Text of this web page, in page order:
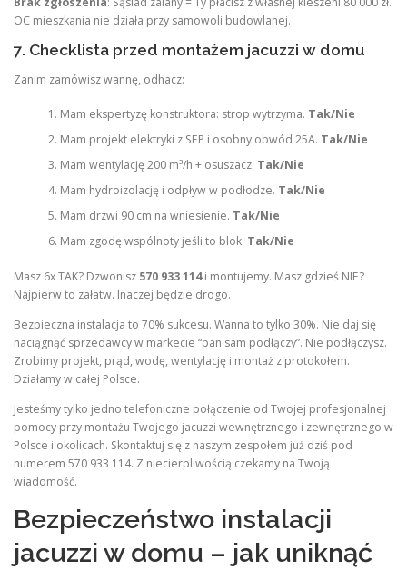
OC mieszkania nie działa przy samowoli budowlanej.
7. Checklista przed montażem jacuzzi w domu
Zanim zamówisz wannę, odhacz:
Mam ekspertyzę konstruktora: strop wytrzyma. Tak/Nie
Mam projekt elektryki z SEP i osobny obwód 25A. Tak/Nie
Mam wentylację 200 m³/h + osuszacz. Tak/Nie
Mam hydroizolację i odpływ w podłodze. Tak/Nie
Mam drzwi 90 cm na wniesienie. Tak/Nie
Mam zgodę wspólnoty jeśli to blok. Tak/Nie
Masz 6x TAK? Dzwonisz 570 933 114i montujemy. Masz gdzieś NIE?
Najpierw to załatw. Inaczej będzie drogo.
Bezpieczna instalacja to 70% sukcesu. Wanna to tylko 30%. Nie daj się
naciągnąć sprzedawcy w markecie “pan sam podłączy”. Nie podłączysz.
Zrobimy projekt, prąd, wodę, wentylację i montaż z protokołem.
Działamy w całej Polsce.
Jesteśmy tylko jedno telefoniczne połączenie od Twojej profesjonalnej
pomocy przy montażu Twojego jacuzzi wewnętrznego i zewnętrznego w
Polsce i okolicach. Skontaktuj się z naszym zespołem już dziś pod
numerem 570 933 114. Z niecierpliwością czekamy na Twoją
wiadomość.
Bezpieczeństwo instalacji
jacuzzi w domu – jak uniknąć